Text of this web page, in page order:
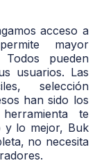
acceso a
mayor
pueden
usuarios. Las
selección
han sido los
te
y lo mejor, Buk
no necesita